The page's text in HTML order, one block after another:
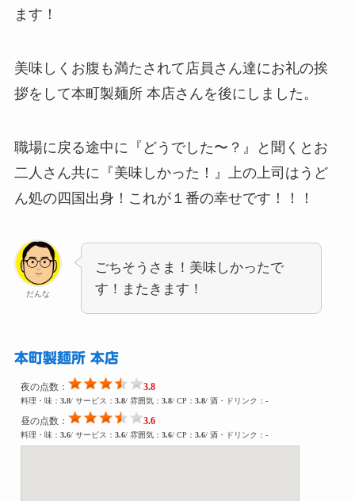
ます！
美味しくお腹も満たされて店員さん達にお礼の挨
拶をして本町製麺所 本店さんを後にしました。
職場に戻る途中に『どうでした〜？』と聞くとお
二人さん共に『美味しかった！』上の上司はうど
ん処の四国出身！これが１番の幸せです！！！
だんな
ごちそうさま！美味しかったで
す！またきます！
本町製麺所 本店